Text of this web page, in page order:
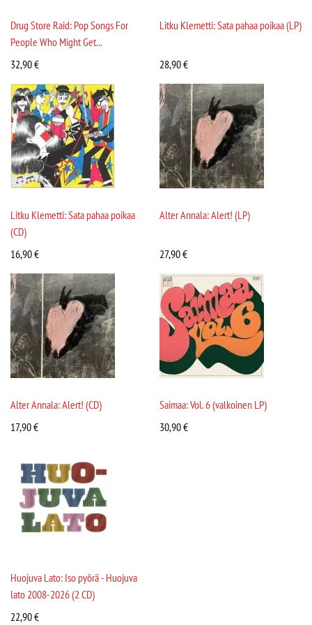
Drug Store Raid: Pop Songs For
People Who Might Get...
32,90€
Litku Klemetti: Sata pahaa poikaa (LP)
28,90€
Litku Klemetti: Sata pahaa poikaa
(CD)
16,90€
Alter Annala: Alert! (LP)
27,90€
Alter Annala: Alert! (CD)
17,90€
Saimaa: Vol. 6 (valkoinen LP)
30,90€
Huojuva Lato: Iso pyörä - Huojuva
lato 2008-2026 (2 CD)
22,90€